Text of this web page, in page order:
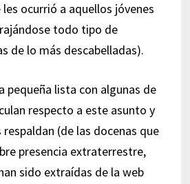
ocurrió a aquellos jóvenes
todo tipo de
de lo más descabelladas).
pequeña lista con algunas de
respecto a este asunto y
(de las docenas que
presencia extraterrestre,
sido extraídas de la web